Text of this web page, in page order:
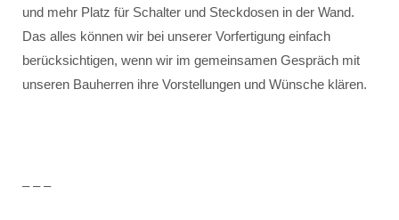
und mehr Platz für Schalter und Steckdosen in der Wand.
Das alles können wir bei unserer Vorfertigung einfach
berücksichtigen, wenn wir im gemeinsamen Gespräch mit
unseren Bauherren ihre Vorstellungen und Wünsche klären.
– – –